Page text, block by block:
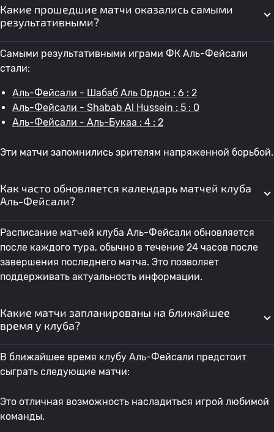
Какие прошедшие матчи оказались самыми
результативными?
Самыми результативными играми ФК Аль-Фейсали
стали:
Аль-Фейсали - Шабаб Аль Ордон : 6 : 2
Аль-Фейсали - Shabab Al Hussein : 5 : 0
Аль-Фейсали - Аль-Букаа : 4 : 2
Эти матчи запомнились зрителям напряженной борьбой.
Как часто обновляется календарь матчей клуба
Аль-Фейсали?
Расписание матчей клуба Аль-Фейсали обновляется
после каждого тура, обычно в течение 24 часов после
завершения последнего матча. Это позволяет
поддерживать актуальность информации.
Какие матчи запланированы на ближайшее
время у клуба?
В ближайшее время клубу Аль-Фейсали предстоит
сыграть следующие матчи:
Это отличная возможность насладиться игрой любимой
команды.